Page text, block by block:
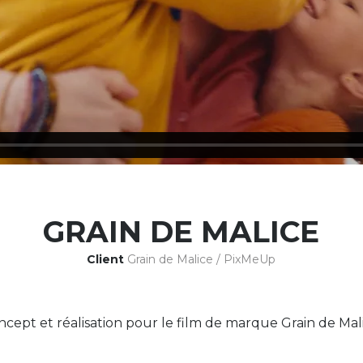
GRAIN DE MALICE
Client Grain de Malice / PixMeUp
et réalisation pour le film de marque Grain de